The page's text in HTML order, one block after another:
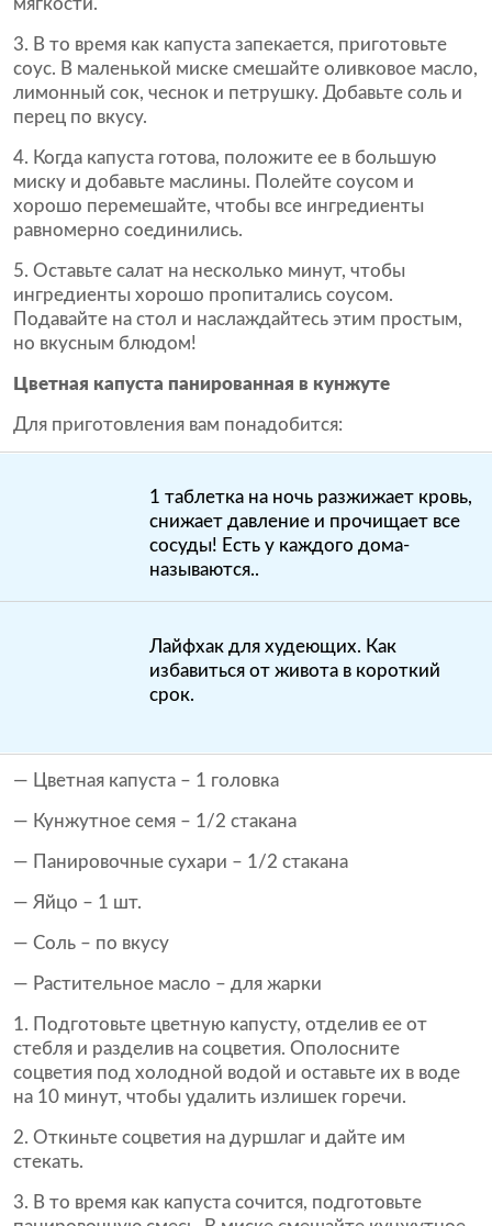
мягкости.
В то время как капуста запекается, приготовьте
соус. В маленькой миске смешайте оливковое масло,
лимонный сок, чеснок и петрушку. Добавьте соль и
перец по вкусу.
Когда капуста готова, положите ее в большую
миску и добавьте маслины. Полейте соусом и
хорошо перемешайте, чтобы все ингредиенты
равномерно соединились.
Оставьте салат на несколько минут, чтобы
ингредиенты хорошо пропитались соусом.
Подавайте на стол и наслаждайтесь этим простым,
но вкусным блюдом!
Цветная капуста панированная в кунжуте
Для приготовления вам понадобится:
1 таблетка на ночь разжижает кровь,
снижает давление и прочищает все
сосуды! Есть у каждого дома-
называются..
Лайфхак для худеющих. Как
избавиться от живота в короткий
срок.
— Цветная капуста – 1 головка
— Кунжутное семя – 1/2 стакана
— Панировочные сухари – 1/2 стакана
— Яйцо – 1 шт.
— Соль – по вкусу
— Растительное масло – для жарки
1. Подготовьте цветную капусту, отделив ее от
стебля и разделив на соцветия. Ополосните
соцветия под холодной водой и оставьте их в воде
на 10 минут, чтобы удалить излишек горечи.
2. Откиньте соцветия на дуршлаг и дайте им
стекать.
3. В то время как капуста сочится, подготовьте